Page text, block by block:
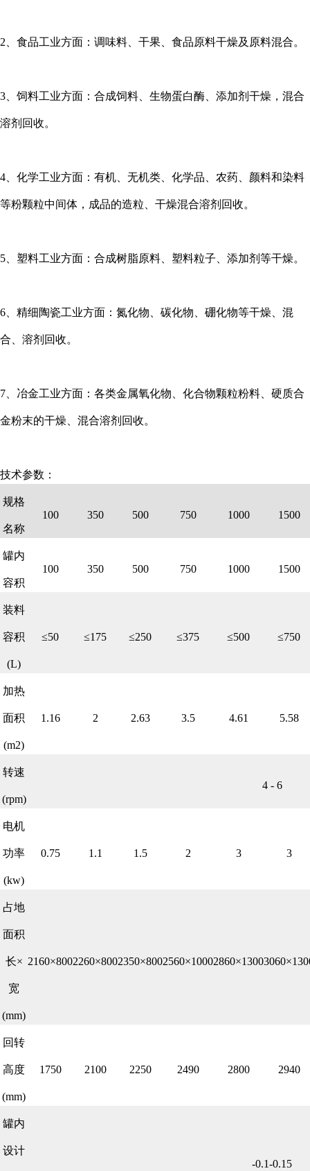
2、食品工业方面：调味料、干果、食品原料干燥及原料混合。
3、饲料工业方面：合成饲料、生物蛋白酶、添加剂干燥，混合
溶剂回收。
4、化学工业方面：有机、无机类、化学品、农药、颜料和染料
等粉颗粒中间体，成品的造粒、干燥混合溶剂回收。
5、塑料工业方面：合成树脂原料、塑料粒子、添加剂等干燥。
6、精细陶瓷工业方面：氮化物、碳化物、硼化物等干燥、混
合、溶剂回收。
7、冶金工业方面：各类金属氧化物、化合物颗粒粉料、硬质合
金粉末的干燥、混合溶剂回收。
技术参数：
规格
名称
100 350 500 750 1000 1500
罐内
容积
100 350 500 750 1000 1500
装料
容积
(L)
≤50 ≤175 ≤250 ≤375 ≤500 ≤750
加热
面积
(m2)
1.16 2 2.63 3.5 4.61 5.58
转速
(rpm)
4 - 6
电机
功率
(kw)
0.75 1.1 1.5 2 3 3
占地
面积
长×
宽
(mm)
2160×8002260×8002350×8002560×10002860×1300
回转
高度
(mm)
1750 2100 2250 2490 2800 2940
罐内
设计
-0.1-0.15